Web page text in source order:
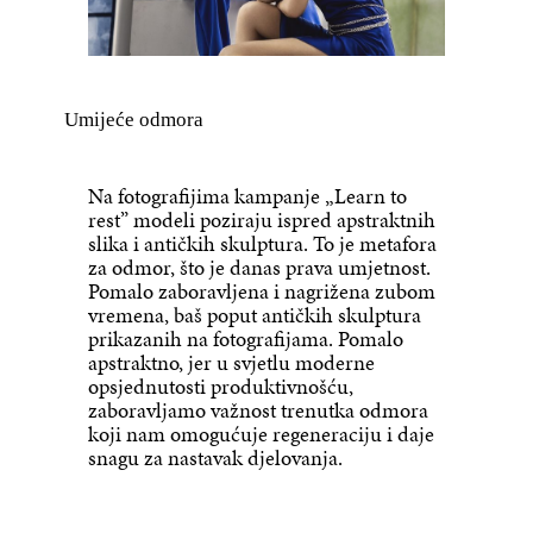
Umijeće odmora
Na fotografijima kampanje „Learn to
rest” modeli poziraju ispred apstraktnih
slika i antičkih skulptura. To je metafora
za odmor, što je danas prava umjetnost.
Pomalo zaboravljena i nagrižena zubom
vremena, baš poput antičkih skulptura
prikazanih na fotografijama. Pomalo
apstraktno, jer u svjetlu moderne
opsjednutosti produktivnošću,
zaboravljamo važnost trenutka odmora
koji nam omogućuje regeneraciju i daje
snagu za nastavak djelovanja.